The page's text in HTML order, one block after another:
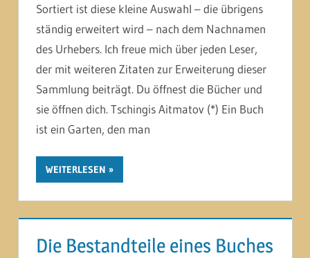
Sortiert ist diese kleine Auswahl – die übrigens
ständig erweitert wird – nach dem Nachnamen
des Urhebers. Ich freue mich über jeden Leser,
der mit weiteren Zitaten zur Erweiterung dieser
Sammlung beiträgt. Du öffnest die Bücher und
sie öffnen dich. Tschingis Aitmatov (*) Ein Buch
ist ein Garten, den man
WEITERLESEN
Die Bestandteile eines Buches